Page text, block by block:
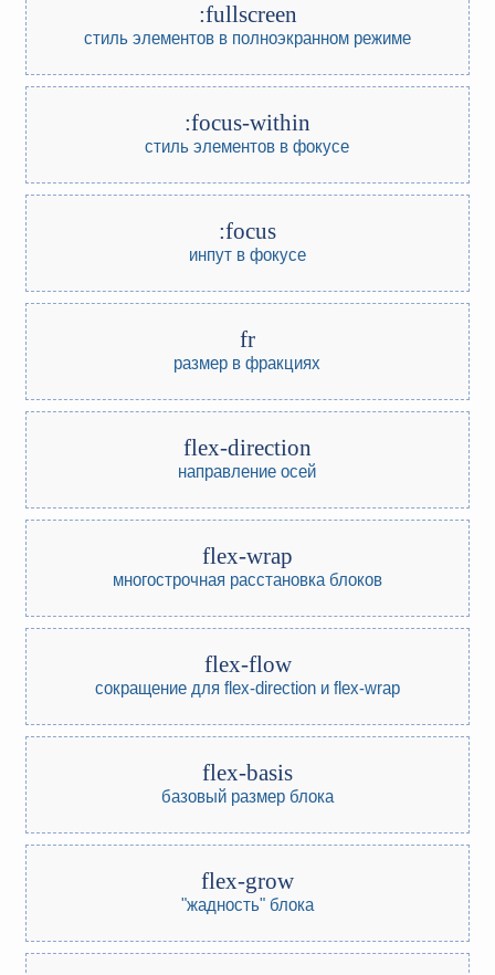
:fullscreen
стиль элементов в полноэкранном режиме
:focus-within
стиль элементов в фокусе
:focus
инпут в фокусе
fr
размер в фракциях
flex-direction
направление осей
flex-wrap
многострочная расстановка блоков
flex-flow
сокращение для flex-direction и flex-wrap
flex-basis
базовый размер блока
flex-grow
"жадность" блока